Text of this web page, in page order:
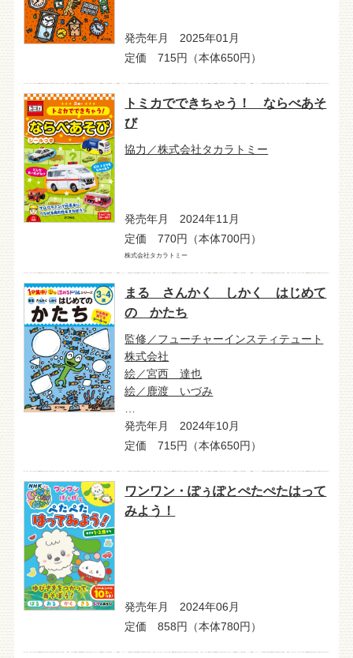
発売年月 2025年01月
定価 715円（本体650円）
トミカでできちゃう！ ならべあそ
び
協力／株式会社タカラトミー
発売年月 2024年11月
定価 770円（本体700円）
株式会社タカラトミー
まる さんかく しかく はじめて
の かたち
監修／フューチャーインスティテュート
株式会社
絵／宮西 達也
絵／鹿渡 いづみ
発売年月 2024年10月
定価 715円（本体650円）
ワンワン・ぽぅぽとぺたぺたはって
みよう！
発売年月 2024年06月
定価 858円（本体780円）